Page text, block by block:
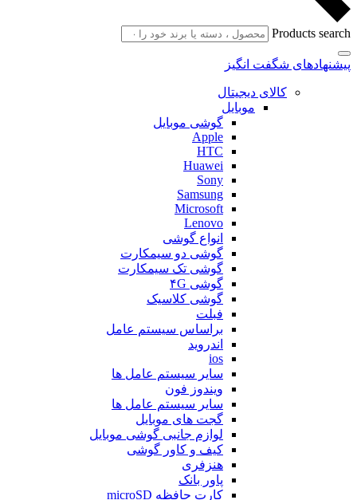
Products search
پیشنهادهای شگفت انگیز
کالای دیجیتال
موبایل
گوشی موبایل
Apple
HTC
Huawei
Sony
Samsung
Microsoft
Lenovo
انواع گوشی
گوشی دو سیمکارت
گوشی تک سیمکارت
گوشی ۴G
گوشی کلاسیک
فبلت
براساس سیستم عامل
اندروید
ios
سایر سیستم عامل ها
ویندوز فون
سایر سیستم عامل ها
گجت های موبایل
لوازم جانبی گوشی موبایل
کیف و کاور گوشی
هنزفری
پاور بانک
کارت حافظه microSD